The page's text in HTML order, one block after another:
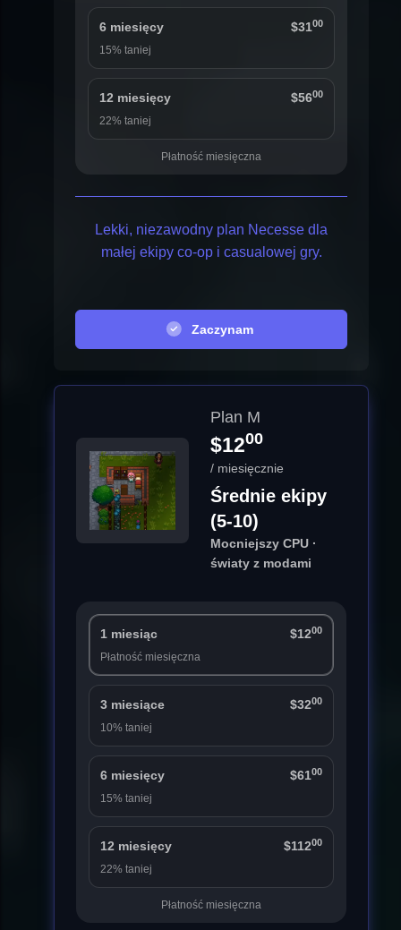
6 miesięcy $3100
15% taniej
12 miesięcy $5600
22% taniej
Płatność miesięczna
Lekki, niezawodny plan Necesse dla
małej ekipy co-op i casualowej gry.
Zaczynam
Plan M
$1200
/ miesięcznie
Średnie ekipy
(5-10)
Mocniejszy CPU ·
światy z modami
1 miesiąc $1200
Płatność miesięczna
3 miesiące $3200
10% taniej
6 miesięcy $6100
15% taniej
12 miesięcy $11200
22% taniej
Płatność miesięczna